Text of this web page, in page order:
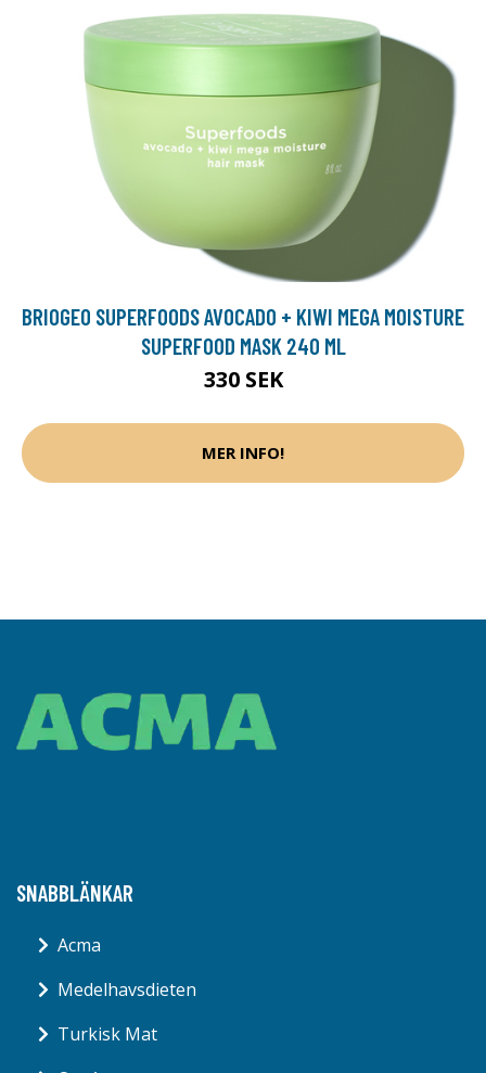
BRIOGEO SUPERFOODS AVOCADO + KIWI MEGA MOISTURE
SUPERFOOD MASK 240 ML
330 SEK
MER INFO!
SNABBLÄNKAR
Acma
Medelhavsdieten
Turkisk Mat